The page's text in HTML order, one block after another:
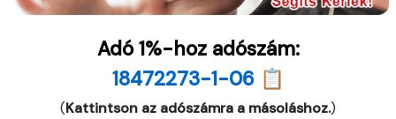
Adó 1%-hoz adószám:
18472273-1-06 📋
(Kattintson az adószámra a másoláshoz.)